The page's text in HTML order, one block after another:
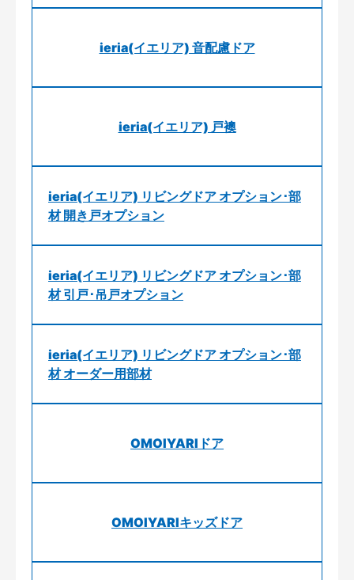
ieria(イエリア) 音配慮ドア
ieria(イエリア) 戸襖
ieria(イエリア) リビングドア オプション･部
材 開き戸オプション
ieria(イエリア) リビングドア オプション･部
材 引戸･吊戸オプション
ieria(イエリア) リビングドア オプション･部
材 オーダー用部材
OMOIYARIドア
OMOIYARIキッズドア